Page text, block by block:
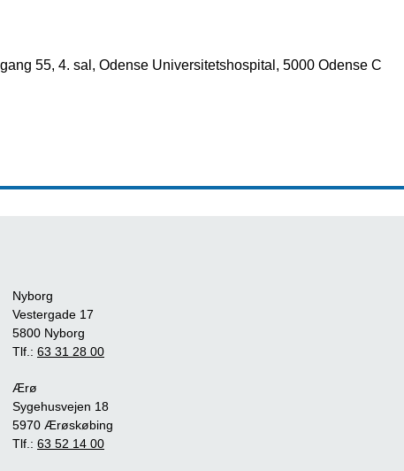
55, 4. sal, Odense Universitetshospital, 5000 Odense C
Nyborg
Vestergade 17
5800 Nyborg
Tlf.: 63 31 28 00
Ærø
Sygehusvejen 18
5970 Ærøskøbing
Tlf.: 63 52 14 00